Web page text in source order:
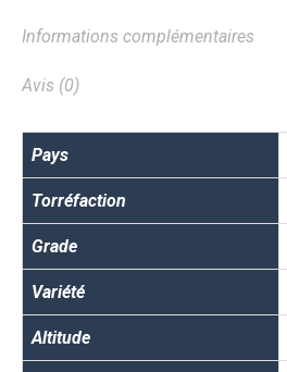
Informations complémentaires
Avis (0)
Pays
Torréfaction
Grade
Variété
Altitude